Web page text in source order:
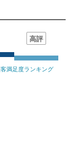
高評
満足度ランキング